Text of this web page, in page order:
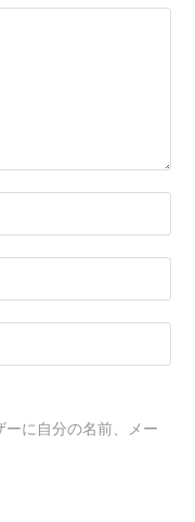
に自分の名前、メー